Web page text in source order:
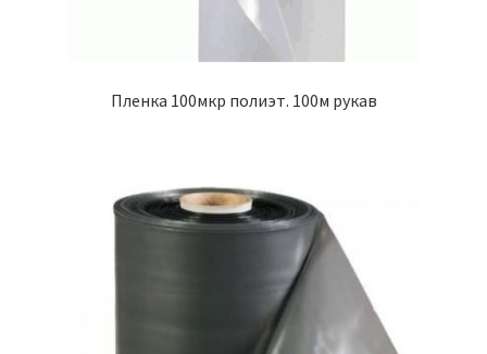
Пленка 100мкр полиэт. 100м рукав